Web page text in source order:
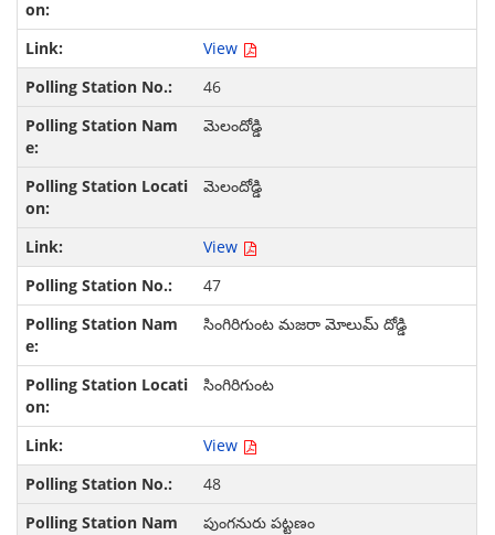
View
46
మెలందోడ్డి
మెలందోడ్డి
View
47
సింగిరిగుంట మజరా మోలుమ్ దోడ్డి
సింగిరిగుంట
View
48
పుంగనురు పట్టణం